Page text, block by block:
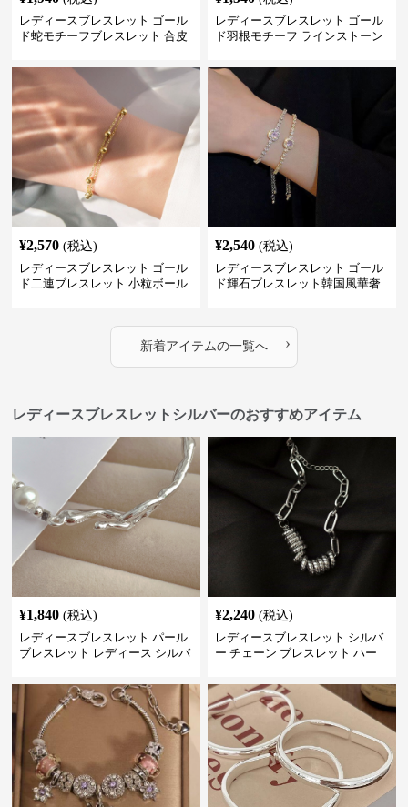
レディースブレスレット ゴール
ド蛇モチーフブレスレット 合皮
レディースブレスレット ゴール
ド羽根モチーフ ラインストーン
¥2,570 (税込)
レディースブレスレット ゴール
ド二連ブレスレット 小粒ボール
¥2,540 (税込)
レディースブレスレット ゴール
ド輝石ブレスレット韓国風華奢
新着アイテムの一覧へ ›
レディースブレスレットシルバーのおすすめアイテム
¥1,840 (税込)
レディースブレスレット パール
ブレスレット レディース シルバ
¥2,240 (税込)
レディースブレスレット シルバ
ー チェーン ブレスレット ハー